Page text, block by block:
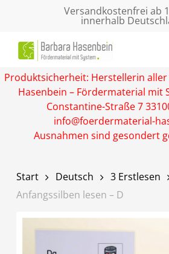
content
Versandkostenfrei ab
innerhalb
Produktsicherheit: Herstellerin aller
Hasenbein – Fördermaterial mit
Constantine-Straße 7
info@foerdermaterial-
Ausnahmen sind gesondert
Start Deutsch 3 Erstlesen
Anfangssilben lesen – D